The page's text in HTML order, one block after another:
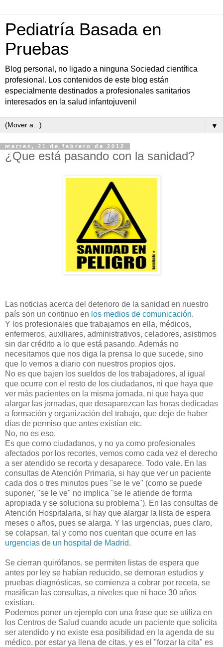
Pediatría Basada en
Pruebas
Blog personal, no ligado a ninguna Sociedad científica
profesional. Los contenidos de este blog están
especialmente destinados a profesionales sanitarios
interesados en la salud infantojuvenil
▼
martes, 21 de febrero de 2012
¿Que está pasando con la sanidad?
Las noticias acerca del deterioro de la sanidad en nuestro
país son un continuo en los medios de comunicación.
Y los profesionales que trabajamos en ella, médicos,
enfermeros, auxiliares, administrativos, celadores, asistimos
sin dar crédito a lo que está pasando. Además no
necesitamos que nos diga la prensa lo que sucede, sino
que lo vemos a diario con nuestros propios ojos.
No es que bajen los sueldos de los trabajadores, al igual
que ocurre con el resto de los ciudadanos, ni que haya que
ver más pacientes en la misma jornada, ni que haya que
alargar las jornadas, que desaparezcan las horas dedicadas
a formación y organización del trabajo, que deje de haber
días de permiso que antes existían etc.
No, no es eso.
Es que como ciudadanos, y no ya como profesionales
afectados por los recortes, vemos como cada vez el derecho
a ser atendido se recorta y desaparece. Todo vale. En las
consultas de Atención Primaria, si hay que ver un paciente
cada dos o tres minutos pues "se le ve" (como se puede
suponer, "se le ve" no implica "se le atiende de forma
apropiada y se soluciona su problema"). En las consultas de
Atención Hospitalaria, si hay que alargar la lista de espera
meses o años, pues se alarga. Y las urgencias, pues claro,
se colapsan, tal y como nos cuentan que ocurre en las
urgencias de un hospital de Madrid.
Se cierran quirófanos, se permiten listas de espera que
antes por ley se habían reducido, se demoran estudios y
pruebas diagnósticas, se comienza a cobrar por receta, se
masifican las consultas, a niveles que ni hace 30 años
existían.
Podemos poner un ejemplo con una frase que se utiliza en
los Centros de Salud cuando acude un paciente que solicita
ser atendido y no existe esa posibilidad en la agenda de su
médico, por estar ya llena de citas, y es el "forzar la cita" es